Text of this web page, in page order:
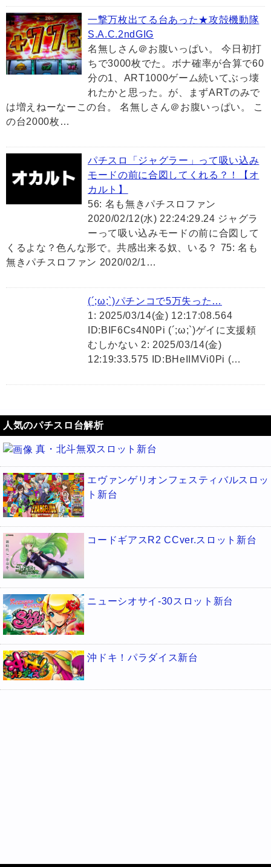
一撃万枚出てる台あった★攻殻機動隊
S.A.C.2ndGIG
名無しさん＠お腹いっぱい。 今日初打
ちで3000枚でた。ボナ確率が合算で60
分の1、ART1000ゲーム続いてぶっ壊
れたかと思った。が、まずARTのみで
は増えねーなーこの台。 名無しさん＠お腹いっぱい。 こ
の台2000枚…
パチスロ「ジャグラー」って吸い込み
モードの前に合図してくれる？！【オ
カルト】
56: 名も無きパチスロファン
2020/02/12(水) 22:24:29.24 ジャグラ
ーって吸い込みモードの前に合図して
くるよな？色んな形で。共感出来る奴、いる？ 75: 名も
無きパチスロファン 2020/02/1…
(´;ω;`)パチンコで5万失った…
1: 2025/03/14(金) 12:17:08.564
ID:BIF6Cs4N0Pi (´;ω;`)ゲイに支援頼
むしかない 2: 2025/03/14(金)
12:19:33.575 ID:BHeIIMVi0Pi (…
人気のパチスロ台解析
真・北斗無双スロット新台
エヴァンゲリオンフェスティバルスロッ
ト新台
コードギアスR2 CCver.スロット新台
ニューシオサイ-30スロット新台
沖ドキ！パラダイス新台